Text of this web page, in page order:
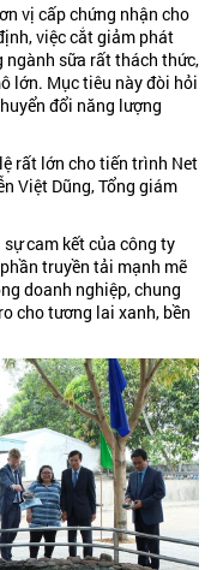
vị cấp chứng nhận cho
việc cắt giảm phát
ngành sữa rất thách thức,
lớn. Mục tiêu này đòi hỏi
đổi năng lượng
rất lớn cho tiến trình Net
Việt Dũng, Tổng giám
cam kết của công ty
truyền tải mạnh mẽ
doanh nghiệp, chung
cho tương lai xanh, bền